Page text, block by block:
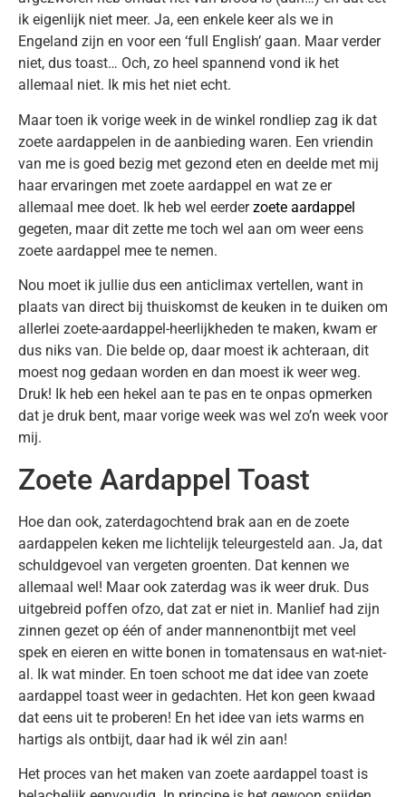
ik eigenlijk niet meer. Ja, een enkele keer als we in
Engeland zijn en voor een ‘full English’ gaan. Maar verder
niet, dus toast… Och, zo heel spannend vond ik het
allemaal niet. Ik mis het niet echt.
Maar toen ik vorige week in de winkel rondliep zag ik dat
zoete aardappelen in de aanbieding waren. Een vriendin
van me is goed bezig met gezond eten en deelde met mij
haar ervaringen met zoete aardappel en wat ze er
allemaal mee doet. Ik heb wel eerderzoete aardappel
gegeten, maar dit zette me toch wel aan om weer eens
zoete aardappel mee te nemen.
Nou moet ik jullie dus een anticlimax vertellen, want in
plaats van direct bij thuiskomst de keuken in te duiken om
allerlei zoete-aardappel-heerlijkheden te maken, kwam er
dus niks van. Die belde op, daar moest ik achteraan, dit
moest nog gedaan worden en dan moest ik weer weg.
Druk! Ik heb een hekel aan te pas en te onpas opmerken
dat je druk bent, maar vorige week was wel zo’n week voor
mij.
Zoete Aardappel Toast
Hoe dan ook, zaterdagochtend brak aan en de zoete
aardappelen keken me lichtelijk teleurgesteld aan. Ja, dat
schuldgevoel van vergeten groenten. Dat kennen we
allemaal wel! Maar ook zaterdag was ik weer druk. Dus
uitgebreid poffen ofzo, dat zat er niet in. Manlief had zijn
zinnen gezet op één of ander mannenontbijt met veel
spek en eieren en witte bonen in tomatensaus en wat-niet-
al. Ik wat minder. En toen schoot me dat idee van zoete
aardappel toast weer in gedachten. Het kon geen kwaad
dat eens uit te proberen! En het idee van iets warms en
hartigs als ontbijt, daar had ik wél zin aan!
Het proces van het maken van zoete aardappel toast is